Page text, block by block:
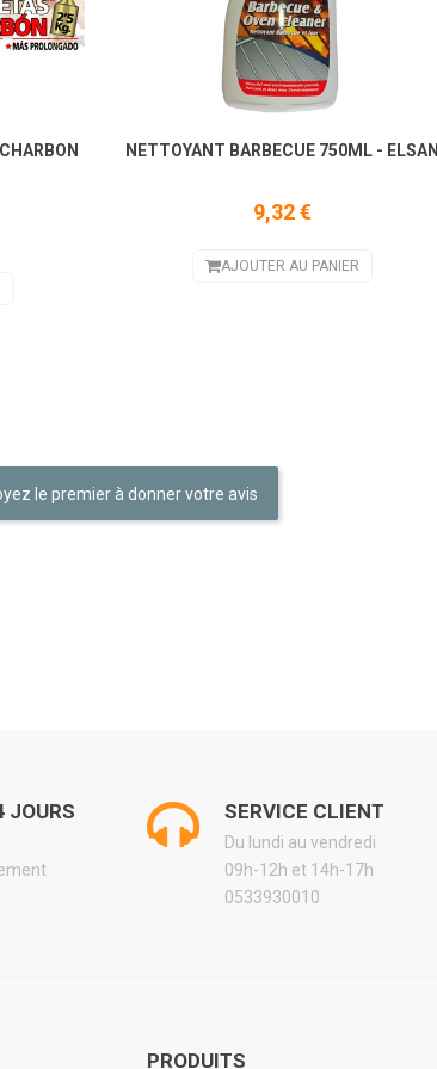
NETTOYANT BARBECUE 750ML - ELSAN
9,32 €
AJOUTER AU PANIER
le premier à donner votre avis
JOURS SERVICE CLIENT
Du lundi au vendredi
09h-12h et 14h-17h
0533930010
PRODUITS